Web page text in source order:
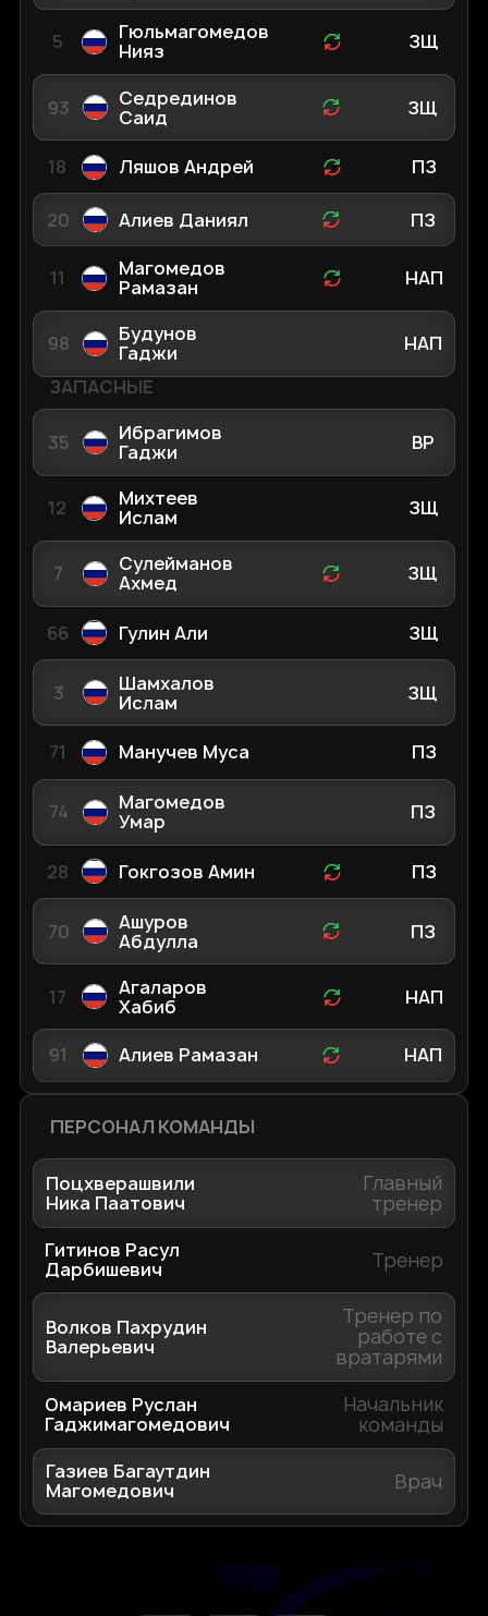
5
Гюльмагомедов
Нияз
ЗЩ
93
Седрединов
Саид
ЗЩ
18 Ляшов Андрей ПЗ
20 Алиев Даниял ПЗ
11
Магомедов
Рамазан
НАП
98
Будунов
Гаджи
НАП
ЗАПАСНЫЕ
35
Ибрагимов
Гаджи
ВР
12
Михтеев
Ислам
ЗЩ
7
Сулейманов
Ахмед
ЗЩ
66 Гулин Али ЗЩ
3
Шамхалов
Ислам
ЗЩ
71 Манучев Муса ПЗ
74
Магомедов
Умар
ПЗ
28 Гокгозов Амин ПЗ
70
Ашуров
Абдулла
ПЗ
17
Агаларов
Хабиб
НАП
91 Алиев Рамазан НАП
ПЕРСОНАЛ КОМАНДЫ
Поцхверашвили
Ника Паатович
Главный
тренер
Гитинов Расул
Дарбишевич
Тренер
Волков Пахрудин
Валерьевич
Тренер по
работе с
вратарями
Омариев Руслан
Гаджимагомедович
Начальник
команды
Газиев Багаутдин
Магомедович
Врач